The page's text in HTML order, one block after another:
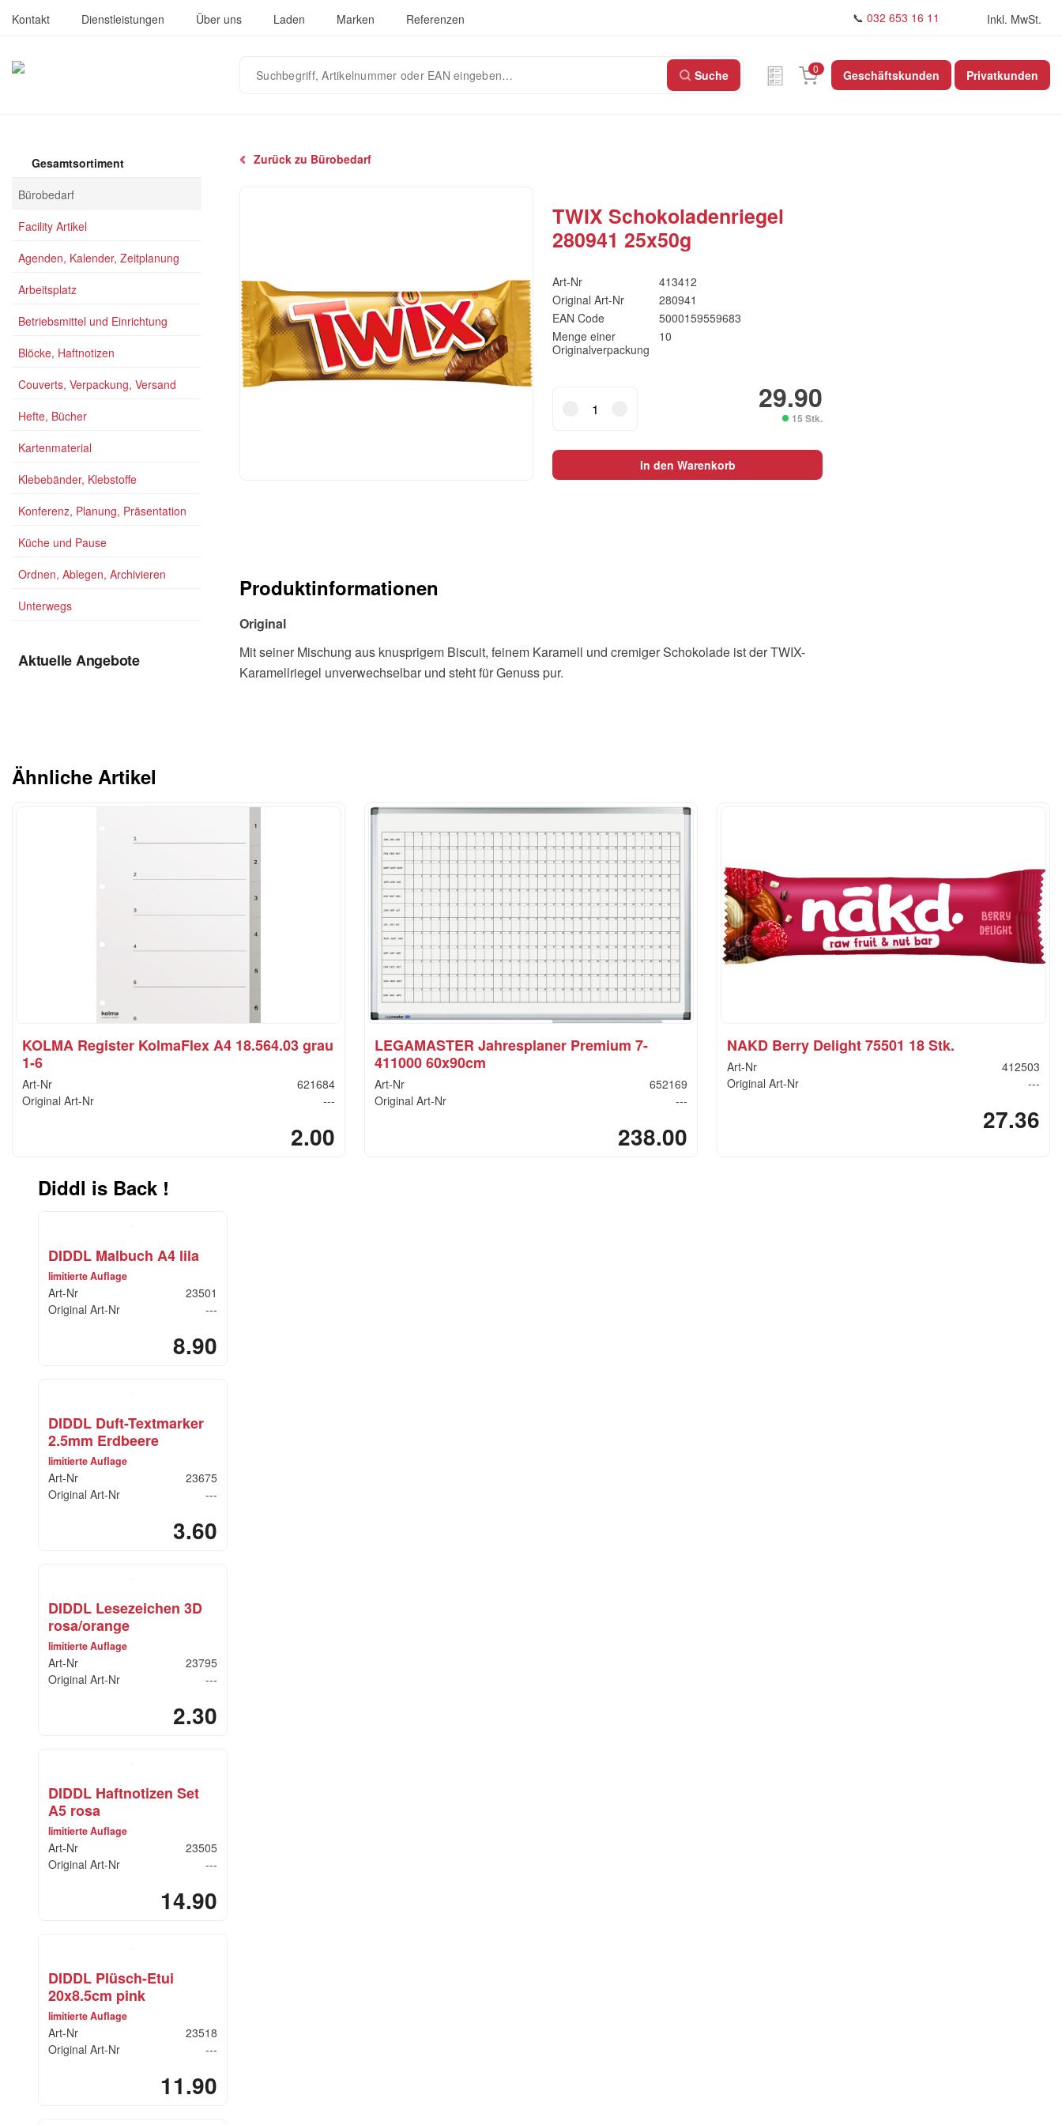
Kontakt Dienstleistungen Über uns Laden Marken Referenzen 📞 032 653 16 11 Inkl. MwSt.
Suchbegriff,
Suche 0 Geschäftskunden Privatkunden
Gesamtsortiment
Bürobedarf
Facility Artikel
Agenden, Kalender, Zeitplanung
Arbeitsplatz
Betriebsmittel und Einrichtung
Blöcke, Haftnotizen
Couverts, Verpackung, Versand
Hefte, Bücher
Kartenmaterial
Klebebänder, Klebstoffe
Konferenz, Planung, Präsentation
Küche und Pause
Ordnen, Ablegen, Archivieren
Unterwegs
Aktuelle Angebote
Zurück zu Bürobedarf
TWIX Schokoladenriegel
280941 25x50g
Art-Nr
413412
Original Art-Nr
280941
EAN Code
5000159559683
Menge einer
Originalverpackung
10
29.90
15 Stk.
Schokoladenriegel
25x50g
Menge
In den Warenkorb
Produktinformationen
Original
Mit seiner Mischung aus knusprigem Biscuit, feinem Karamell und cremiger Schokolade ist der TWIX-
Karamellriegel unverwechselbar und steht für Genuss pur.
Ähnliche Artikel
KOLMA Register KolmaFlex A4 18.564.03 grau
1-6
Art-Nr
621684
Original Art-Nr
---
2.00
LEGAMASTER Jahresplaner Premium 7-
411000 60x90cm
Art-Nr
652169
Original Art-Nr
---
238.00
NAKD Berry Delight 75501 18 Stk.
Art-Nr
412503
Original Art-Nr
---
27.36
Diddl is Back !
DIDDL Malbuch A4 lila
limitierte Auflage
Art-Nr
23501
Original Art-Nr
---
8.90
DIDDL Duft-Textmarker
2.5mm Erdbeere
limitierte Auflage
Art-Nr
23675
Original Art-Nr
---
3.60
DIDDL Lesezeichen 3D
rosa/orange
limitierte Auflage
Art-Nr
23795
Original Art-Nr
---
2.30
DIDDL Haftnotizen Set
A5 rosa
limitierte Auflage
Art-Nr
23505
Original Art-Nr
---
14.90
DIDDL Plüsch-Etui
20x8.5cm pink
limitierte Auflage
Art-Nr
23518
Original Art-Nr
---
11.90